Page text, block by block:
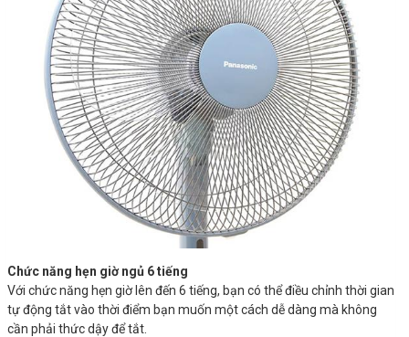
Chức năng hẹn giờ ngủ 6 tiếng
Với chức năng hẹn giờ lên đến 6 tiếng, bạn có thể điều chỉnh thời gian
tự động tắt vào thời điểm bạn muốn một cách dễ dàng mà không
cần phải thức dậy để tắt.